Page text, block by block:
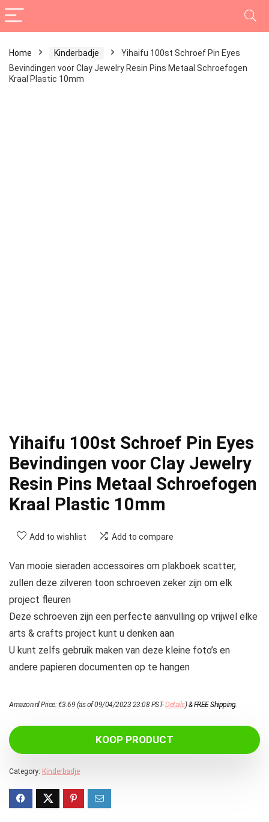
Home Kinderbadje
Yihaifu 100st Schroef Pin Eyes
Bevindingen voor Clay Jewelry Resin Pins Metaal Schroefogen
Kraal Plastic 10mm
Yihaifu 100st Schroef Pin Eyes
Bevindingen voor Clay Jewelry
Resin Pins Metaal Schroefogen
Kraal Plastic 10mm
Add to wishlist Add to compare
Van mooie sieraden accessoires om plakboek scatter,
zullen deze zilveren toon schroeven zeker zijn om elk
project fleuren
Deze schroeven zijn een perfecte aanvulling op vrijwel elke
arts & crafts project kunt u denken aan
U kunt zelfs gebruik maken van deze kleine foto’s en
andere papieren documenten op te hangen
Amazon.nl Price:€3.69 (as of 09/04/2023 23:08 PST-Details)&FREE Shipping.
KOOP PRODUCT
Category: Kinderbadje